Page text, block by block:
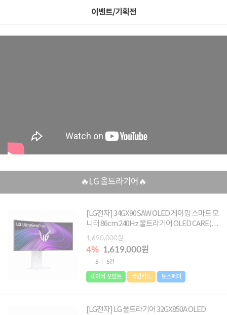
이벤트/기획전
🔥LG 울트라기어🔥
[LG전자] 34GX90SAW OLED 게이밍 스마트 모
니터 86cm 240Hz 울트라기어 OLED CARE(4
년보장)
1,690,000원
4% 1,619,000원
5 5건
네이버 포인트 국민카드 토스페이
[LG전자] LG 울트라기어 32GX850A OLED